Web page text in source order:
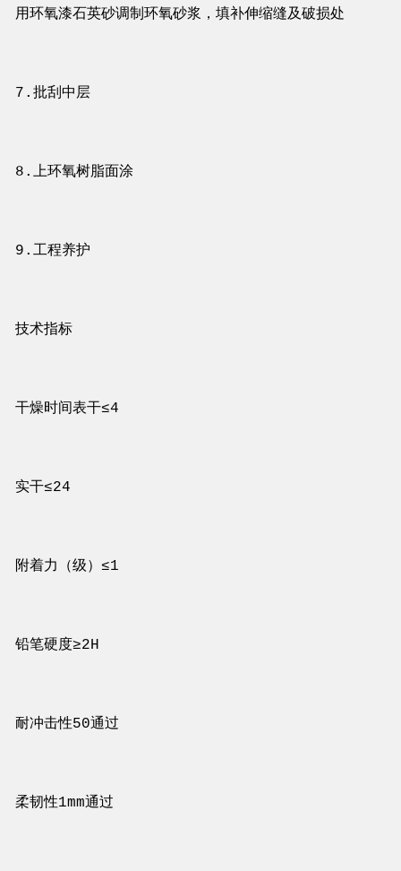
用环氧漆石英砂调制环氧砂浆，填补伸缩缝及破损处
7.批刮中层
8.上环氧树脂面涂
9.工程养护
技术指标
干燥时间表干≤4
实干≤24
附着力（级）≤1
铅笔硬度≥2H
耐冲击性50通过
柔韧性1mm通过